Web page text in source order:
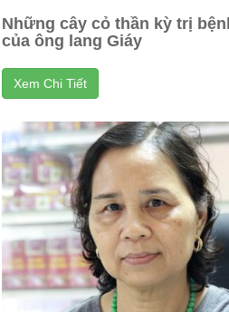
Những cây cỏ thần kỳ trị
của ông lang Giáy
Xem Chi Tiết